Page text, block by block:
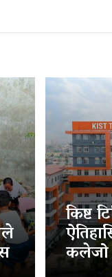
किष्ट
कलेजो